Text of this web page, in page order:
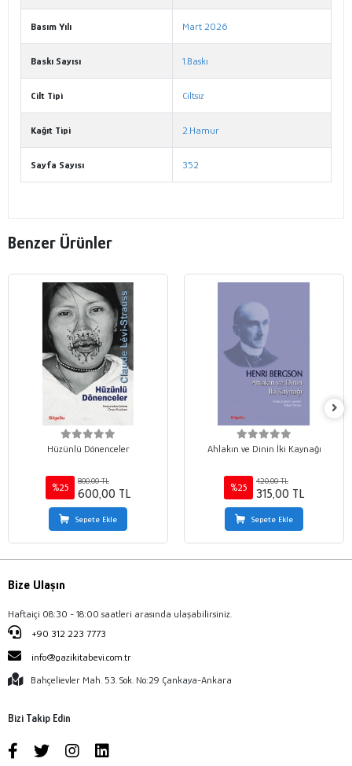
Basım Yılı Mart 2026
Baskı Sayısı 1.Baskı
Cilt Tipi Ciltsiz
Kağıt Tipi 2.Hamur
Sayfa Sayısı 352
Benzer Ürünler
Hüzünlü Dönenceler
%25
800,00 TL
600,00 TL
Sepete Ekle
Ahlakın ve Dinin İki Kaynağı
%25
420,00 TL
315,00 TL
Sepete Ekle
Bize Ulaşın
Haftaiçi 08:30 - 18:00 saatleri arasında ulaşabilirsiniz.
+90 312 223 7773
info@gazikitabevi.com.tr
Bahçelievler Mah. 53. Sok. No:29 Çankaya-Ankara
Bizi Takip Edin